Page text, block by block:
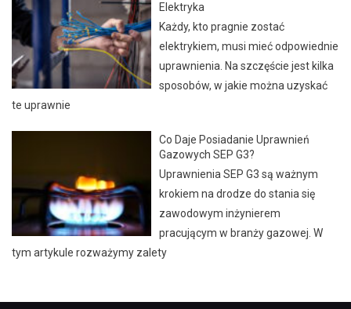
Elektryka
Każdy, kto pragnie zostać
elektrykiem, musi mieć odpowiednie
uprawnienia. Na szczęście jest kilka
sposobów, w jakie można uzyskać
te uprawnie
Co Daje Posiadanie Uprawnień
Gazowych SEP G3?
Uprawnienia SEP G3 są ważnym
krokiem na drodze do stania się
zawodowym inżynierem
pracującym w branży gazowej. W
tym artykule rozważymy zalety